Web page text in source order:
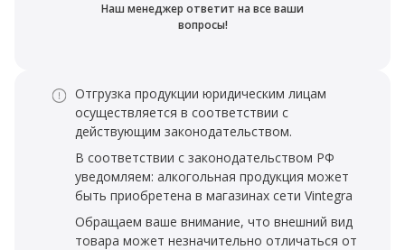
Наш менеджер ответит на все ваши
вопросы!
Отгрузка продукции юридическим лицам
осуществляется в соответствии с
действующим законодательством.
В соответствии с законодательством РФ
уведомляем: алкогольная продукция может
быть приобретена в магазинах сети Vintegra
Обращаем ваше внимание, что внешний вид
товара может незначительно отличаться от